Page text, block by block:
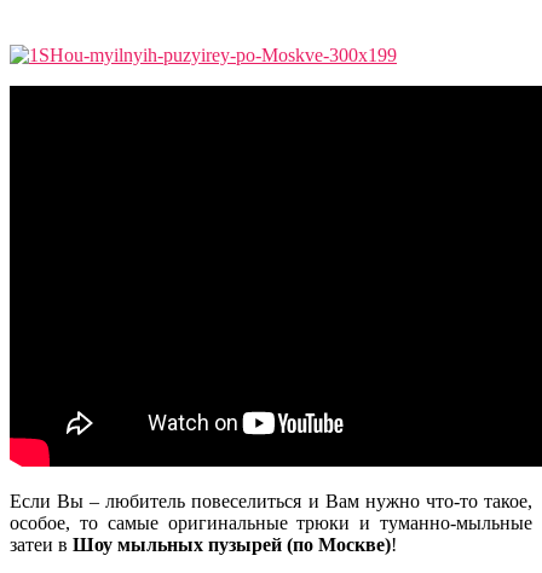
Если Вы – любитель повеселиться и Вам нужно что-то такое,
особое, то самые оригинальные трюки и туманно-мыльные
затеи в Шоу мыльных пузырей (по Москве)!